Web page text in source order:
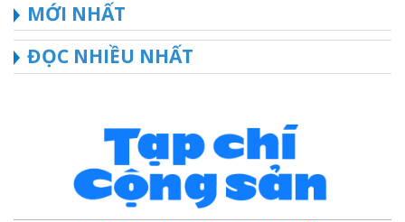
MỚI NHẤT
ĐỌC NHIỀU NHẤT